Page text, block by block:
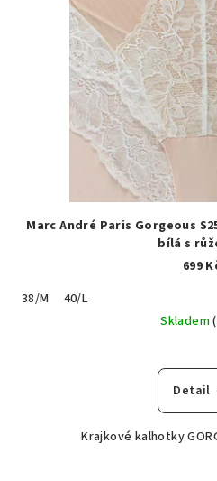
Marc André Paris Gorgeous
bílá s
699
38/M
40/L
Skladem
Detail
Krajkové kalhotky